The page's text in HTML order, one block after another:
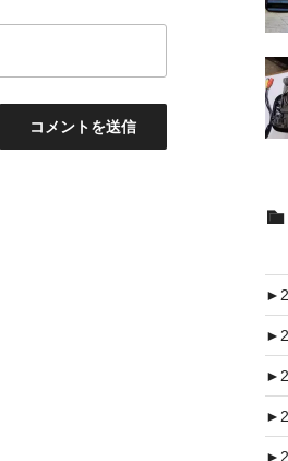
►
►
►
►
►